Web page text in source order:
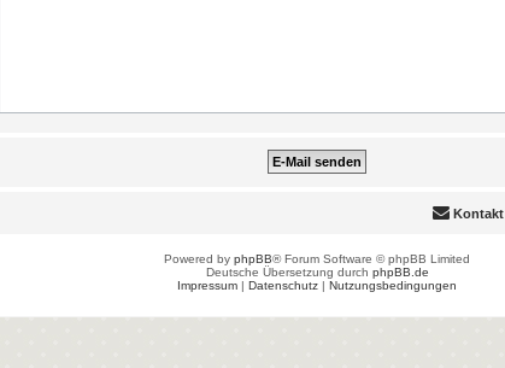
Kontakt
Powered by phpBB® Forum Software © phpBB Limited
Deutsche Übersetzung durch phpBB.de
Impressum | Datenschutz | Nutzungsbedingungen